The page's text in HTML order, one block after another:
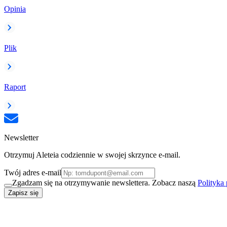
Opinia
Plik
Raport
Newsletter
Otrzymuj Aleteia codziennie w swojej skrzynce e-mail.
Twój adres e-mail
Zgadzam się na otrzymywanie newslettera. Zobacz naszą Polityka
Zapisz się